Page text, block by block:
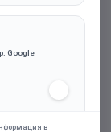
Google
в